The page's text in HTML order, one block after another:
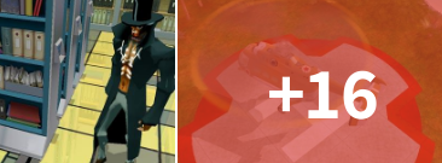
+16